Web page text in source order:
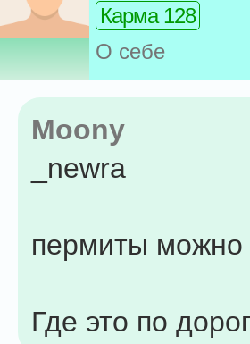
Карма 128
О себе
Moony
_newra
пермиты можно
Где это по